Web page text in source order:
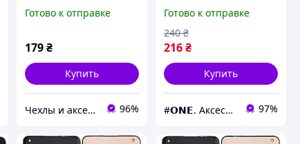
Черный
Готово к отправке
179 ₴
Купить
Чехлы и аксессуары | Mob4 96%
защитой камеры на
телефон ванплас 10
про 5г черный u9h
Готово к отправке
216₴
240 ₴
Купить
#𝗢𝗡𝗘. Аксессуары к смартфонам 97%